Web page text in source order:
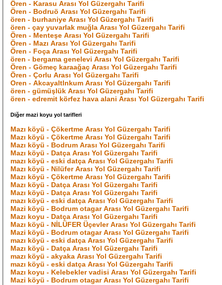
Ören - Karasu Arası Yol Güzergahı Tarifi
Ören - Bodruö Arası Yol Güzergahı Tarifi
ören - burhaniye Arası Yol Güzergahı Tarifi
ören - çay yuvarlak muğla Arası Yol Güzergahı Tarifi
Ören - Menteşe Arası Yol Güzergahı Tarifi
Ören - Mazı Arası Yol Güzergahı Tarifi
Ören - Foça Arası Yol Güzergahı Tarifi
ören - bergama genelevi Arası Yol Güzergahı Tarifi
Ören - Gömeç karaağaç Arası Yol Güzergahı Tarifi
Ören - Çorlu Arası Yol Güzergahı Tarifi
Oren - Akcayaltlnkum Arası Yol Güzergahı Tarifi
ören - gümüşlük Arası Yol Güzergahı Tarifi
ören - edremit körfez hava alani Arası Yol Güzergahı Tarifi
Diğer mazi koyu yol tarifleri
Mazı köyü - Çökertme Arası Yol Güzergahı Tarifi
Mazı köyü - Çökertme Arası Yol Güzergahı Tarifi
Mazı köyü - Bodrum Arası Yol Güzergahı Tarifi
Mazı köyü - Datça Arası Yol Güzergahı Tarifi
mazı köyü - eski datça Arası Yol Güzergahı Tarifi
Mazı köyü - Nilüfer Arası Yol Güzergahı Tarifi
Mazı köyü - Çökertme Arası Yol Güzergahı Tarifi
Mazı köyü - Datça Arası Yol Güzergahı Tarifi
Mazı köyü - Datça Arası Yol Güzergahı Tarifi
mazı köyü - eski datça Arası Yol Güzergahı Tarifi
Mazi köyü - Bodrum otagar Arası Yol Güzergahı Tarifi
Mazı koyu - Datça Arası Yol Güzergahı Tarifi
Mazı köyü - NİLÜFER Üçevler Arası Yol Güzergahı Tarifi
Mazi köyü - Bodrum otagar Arası Yol Güzergahı Tarifi
mazı köyü - eski datça Arası Yol Güzergahı Tarifi
Mazı köyü - Datça Arası Yol Güzergahı Tarifi
mazı köyü - akyaka Arası Yol Güzergahı Tarifi
mazı köyü - eski datça Arası Yol Güzergahı Tarifi
Mazı koyu - Kelebekler vadisi Arası Yol Güzergahı Tarifi
Mazi köyü - Bodrum otagar Arası Yol Güzergahı Tarifi